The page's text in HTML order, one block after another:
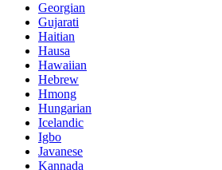
Georgian
Gujarati
Haitian
Hausa
Hawaiian
Hebrew
Hmong
Hungarian
Icelandic
Igbo
Javanese
Kannada